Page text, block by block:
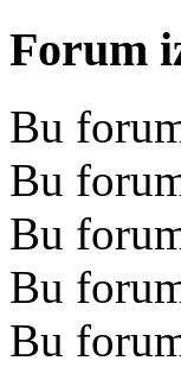
Forum
Bu
Bu
Bu
Bu
Bu